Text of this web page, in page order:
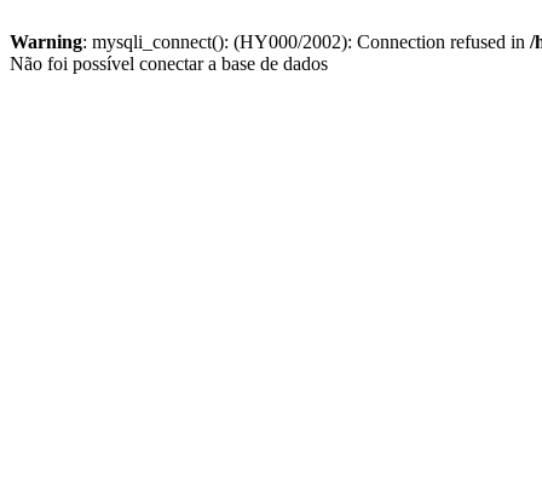
Warning: mysqli_connect(): (HY000/2002): Connection refused in /
Não foi possível conectar a base de dados